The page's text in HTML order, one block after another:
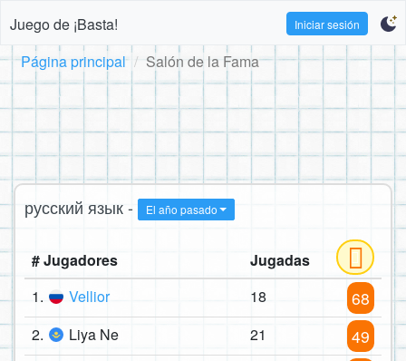
Juego de ¡Basta! Iniciar sesión
Página principal Salón de la Fama
русский язык - El año pasado
# Jugadores
Jugadas
1.
Vellior 18 68
2. Liya Ne 21 49